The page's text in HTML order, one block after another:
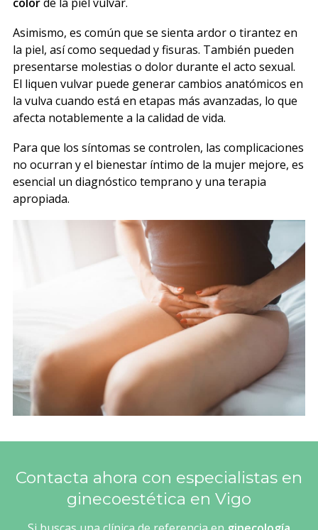
la piel, así como sequedad y fisuras. También pueden
presentarse molestias o dolor durante el acto sexual.
El liquen vulvar puede generar cambios anatómicos en
la vulva cuando está en etapas más avanzadas, lo que
afecta notablemente a la calidad de vida.
no ocurran y el bienestar íntimo de la mujer mejore, es
esencial un diagnóstico temprano y una terapia
apropiada.
ginecoestética en Vigo